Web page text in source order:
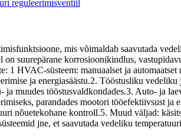
mis võimaldab saavutada
suurepärane korrosioonikindlus,
1 HVAC-süsteem: manuaalset ja
ja energiasäästu.2. Tööstusliku
muudes tööstusvaldkondades.3. Auto- ja
parandades mootori tööefektiivsust ja
nõuetekohane kontroll.5. Muud väljad:
jne, et saavutada vedeliku